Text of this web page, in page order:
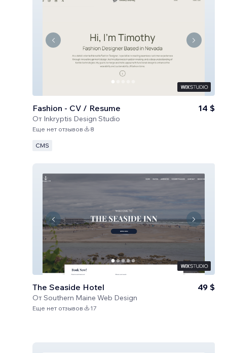
Fashion - CV / Resume
От Inkryptis Design Studio
14 $
Еще нет отзывов 8
CMS
The Seaside Hotel
ОтSouthern Maine Web Design
49 $
Еще нет отзывов 17